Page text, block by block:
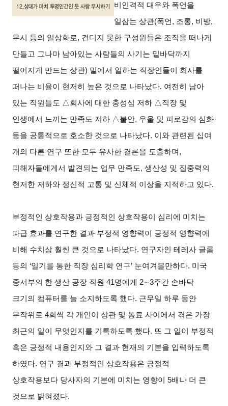
비인격적 대우와 폭언을
일삼는 상관(폭언, 조롱, 비방,
무시 등의 일상화로, 견디지 못한 구성원들은 조직을 떠나게
만들고 그나마 남아있는 사람들의 사기는 밑바닥까지
떨어지게 만드는 상관) 밑에서 일하는 직장인들이 회사를
떠나는 비율이 현저히 높은 것으로 나타났다. 여전히 남아
있는 직원들도 △회사에 대한 충성심 저하 △직장 및
인생에서 느끼는 만족도 저하 △불안, 우울 및 피로감의 심화
등을 공통적으로 호소한 것으로 나타났다. 이와 관련된 십여
개의 다른 연구 또한 모두 유사한 결론을 도출하며,
피해자들에게서 발견되는 업무 만족도, 생산성 및 집중력의
현저한 저하와 정신적 고통 및 신체적 이상을 지적하고 있다.
부정적인 상호작용과 긍정적인 상호작용이 심리에 미치는
파급 효과를 연구한 결과 부정적 영향력이 긍정적 영향력에
비해 수치상 훨씬 큰 것으로 나타났다. 연구자인 테레사 글롬
등의 ‘일기를 통한 직장 심리학 연구’ 눈여겨볼만하다. 미국
중서부의 한 생산 공장 직원 41명에게 2∼3주간 손바닥
크기의 컴퓨터를 늘 소지하도록 했다. 근무일 하루 동안
무작위로 4회씩 각 개인이 상관 및 동료 사이에서 겪은 가장
최근의 일이 무엇인지를 기록하도록 했다. 또 그 일이 부정적
혹은 긍정적 내용인지와 그 결과 현재의 기분을 입력하도록
하였다. 연구 결과 부정적인 상호작용은 긍정적
상호작용보다 당사자의 기분에 미치는 영향이 5배나 더 큰
것으로 밝혀졌다.